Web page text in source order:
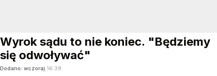
Wyrok sądu to nie koniec. "Będziemy
się odwoływać"
Dodano: wczoraj 16:39